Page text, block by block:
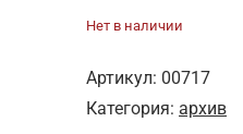
Нет в наличии
Артикул: 00717
Категория: архив